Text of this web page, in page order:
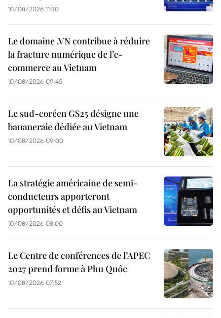
10/08/2026 11:30
Le domaine .VN contribue à réduire
la fracture numérique de l’e-
commerce au Vietnam
10/08/2026 09:45
Le sud-coréen GS25 désigne une
bananeraie dédiée au Vietnam
10/08/2026 09:00
La stratégie américaine de semi-
conducteurs apporteront
opportunités et défis au Vietnam
10/08/2026 08:00
Le Centre de conférences de l’APEC
2027 prend forme à Phu Quôc
10/08/2026 07:52